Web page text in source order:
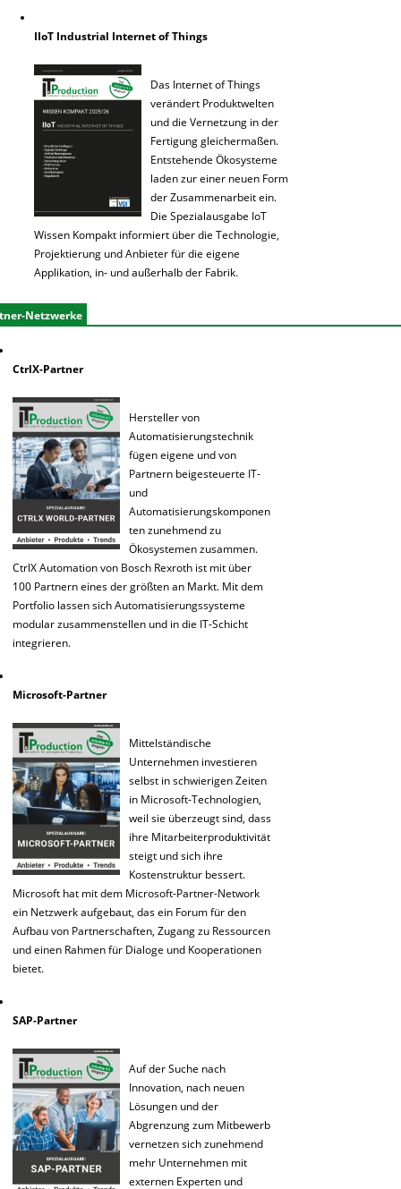
IIoT Industrial Internet of Things
Das Internet of Things
verändert Produktwelten
und die Vernetzung in der
Fertigung gleichermaßen.
Entstehende Ökosysteme
laden zur einer neuen Form
der Zusammenarbeit ein.
Die Spezialausgabe IoT
Wissen Kompakt informiert über die Technologie,
Projektierung und Anbieter für die eigene
Applikation, in- und außerhalb der Fabrik.
Netzwerke
CtrlX-Partner
Hersteller von
Automatisierungstechnik
fügen eigene und von
Partnern beigesteuerte IT-
und
Automatisierungskomponen
ten zunehmend zu
Ökosystemen zusammen.
CtrlX Automation von Bosch Rexroth ist mit über
100 Partnern eines der größten an Markt. Mit dem
Portfolio lassen sich Automatisierungssysteme
modular zusammenstellen und in die IT-Schicht
integrieren.
Microsoft-Partner
Mittelständische
Unternehmen investieren
selbst in schwierigen Zeiten
in Microsoft-Technologien,
weil sie überzeugt sind, dass
ihre Mitarbeiterproduktivität
steigt und sich ihre
Kostenstruktur bessert.
Microsoft hat mit dem Microsoft-Partner-Network
ein Netzwerk aufgebaut, das ein Forum für den
Aufbau von Partnerschaften, Zugang zu Ressourcen
und einen Rahmen für Dialoge und Kooperationen
bietet.
SAP-Partner
Auf der Suche nach
Innovation, nach neuen
Lösungen und der
Abgrenzung zum Mitbewerb
vernetzen sich zunehmend
mehr Unternehmen mit
externen Experten und